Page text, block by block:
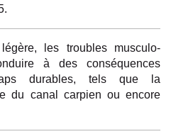
les troubles musculo-
à des conséquences
durables, tels que la
du canal carpien ou encore